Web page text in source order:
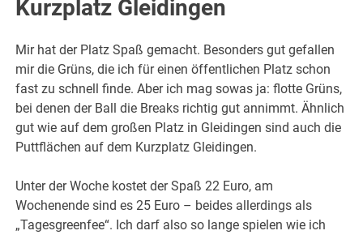
Kurzplatz Gleidingen
Mir hat der Platz Spaß gemacht. Besonders gut gefallen
mir die Grüns, die ich für einen öffentlichen Platz schon
fast zu schnell finde. Aber ich mag sowas ja: flotte Grüns,
bei denen der Ball die Breaks richtig gut annimmt. Ähnlich
gut wie auf dem großen Platz in Gleidingen sind auch die
Puttflächen auf dem Kurzplatz Gleidingen.
Unter der Woche kostet der Spaß 22 Euro, am
Wochenende sind es 25 Euro – beides allerdings als
„Tagesgreenfee“. Ich darf also so lange spielen wie ich